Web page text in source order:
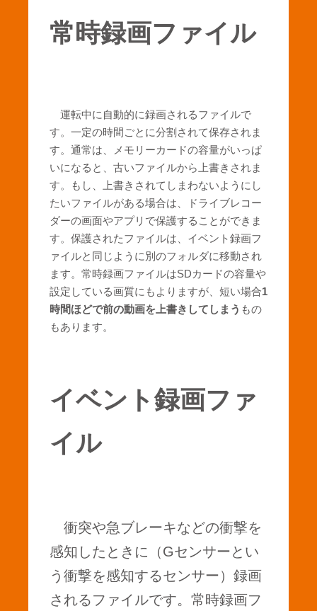
常時録画ファイル
運転中に自動的に録画されるファイルで
す。一定の時間ごとに分割されて保存されま
す。通常は、メモリーカードの容量がいっぱ
いになると、古いファイルから上書きされま
す。もし、上書きされてしまわないようにし
たいファイルがある場合は、ドライブレコー
ダーの画面やアプリで保護することができま
す。保護されたファイルは、イベント録画フ
ァイルと同じように別のフォルダに移動され
ます。常時録画ファイルはSDカードの容量や
設定している画質にもよりますが、短い場合1
時間ほどで前の動画を上書きしてしまう もの
もあります。
イベント録画ファ
イル
衝突や急ブレーキなどの衝撃を
感知したときに（Gセンサーとい
う衝撃を感知するセンサー）録画
されるファイルです。常時録画フ